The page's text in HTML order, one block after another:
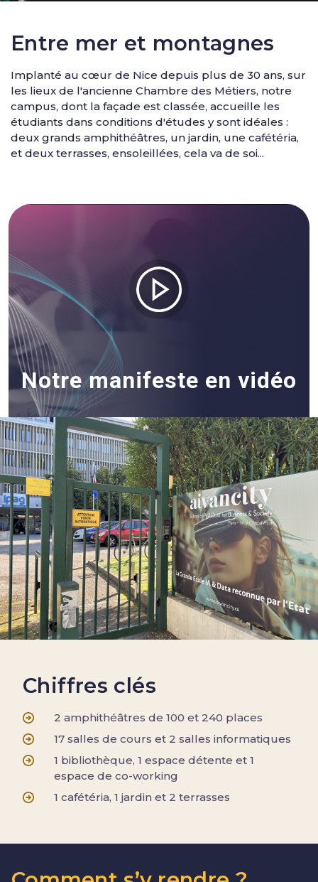
Entre mer et montagnes
Implanté au cœur de Nice depuis plus de 30 ans, sur
les lieux de l'ancienne Chambre des Métiers, notre
campus, dont la façade est classée, accueille les
étudiants dans conditions d'études y sont idéales :
deux grands amphithéâtres, un jardin, une cafétéria,
et deux terrasses, ensoleillées, cela va de soi...
Notre manifeste en vidéo
Chiffres clés
2 amphithéâtres de 100 et 240 places
17 salles de cours et 2 salles informatiques
1 bibliothèque, 1 espace détente et 1
espace de co-working
1 cafétéria, 1 jardin et 2 terrasses